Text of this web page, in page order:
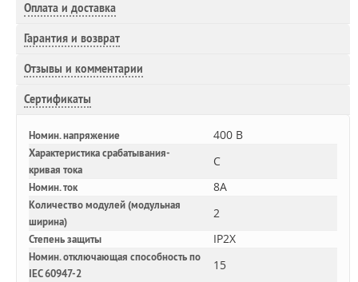
Оплата и доставка
Гарантия и возврат
Отзывы и комментарии
Сертификаты
Номин. напряжение 400 В
Характеристика срабатывания-
кривая тока
C
Номин. ток 8A
Количество модулей (модульная
ширина)
2
Степень защиты IP2X
Номин. отключающая способность по
IEC 60947-2
15